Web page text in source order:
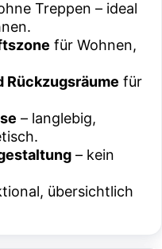
Treppen – ideal
für Wohnen,
Rückzugsräume für
– langlebig,
– kein
übersichtlich